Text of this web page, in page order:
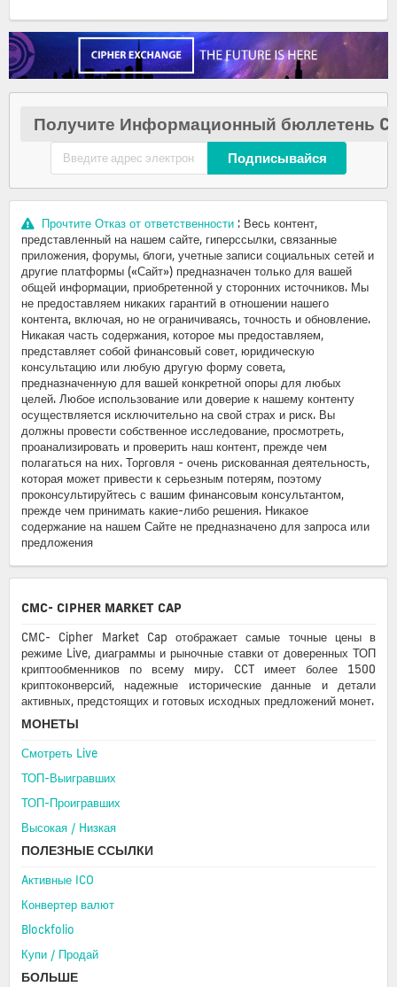
Получите Информационный бюллетень
Подписывайся
Прочтите Отказ от ответственности : Весь контент,
представленный на нашем сайте, гиперссылки, связанные
приложения, форумы, блоги, учетные записи социальных сетей и
другие платформы («Сайт») предназначен только для вашей
общей информации, приобретенной у сторонних источников. Мы
не предоставляем никаких гарантий в отношении нашего
контента, включая, но не ограничиваясь, точность и обновление.
Никакая часть содержания, которое мы предоставляем,
представляет собой финансовый совет, юридическую
консультацию или любую другую форму совета,
предназначенную для вашей конкретной опоры для любых
целей. Любое использование или доверие к нашему контенту
осуществляется исключительно на свой страх и риск. Вы
должны провести собственное исследование, просмотреть,
проанализировать и проверить наш контент, прежде чем
полагаться на них. Торговля - очень рискованная деятельность,
которая может привести к серьезным потерям, поэтому
проконсультируйтесь с вашим финансовым консультантом,
прежде чем принимать какие-либо решения. Никакое
содержание на нашем Сайте не предназначено для запроса или
предложения
CMC- CIPHER MARKET CAP
CMC- Cipher Market Cap отображает самые точные цены в
режиме Live, диаграммы и рыночные ставки от доверенных ТОП
криптообменников по всему миру. CCT имеет более 1500
криптоконверсий, надежные исторические данные и детали
активных, предстоящих и готовых исходных предложений монет.
МОНЕТЫ
Смотреть Live
ТОП-Выигравших
ТОП-Проигравших
Высокая / Hизкая
ПОЛЕЗНЫЕ ССЫЛКИ
Aктивные ICO
Конвертер валют
Blockfolio
Купи / Продай
БОЛЬШЕ